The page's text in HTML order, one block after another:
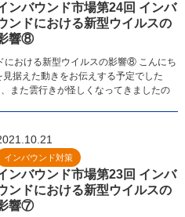
ンバウンド市場第24回 インバ
ンドにおける新型ウイルスの
響⑧
における新型ウイルスの影響⑧ こんにち
据えた動きをお伝えする予定でした
また雲行きが怪しくなってきましたの
インバウンド対策
ンバウンド市場第23回 インバ
ンドにおける新型ウイルスの
響⑦